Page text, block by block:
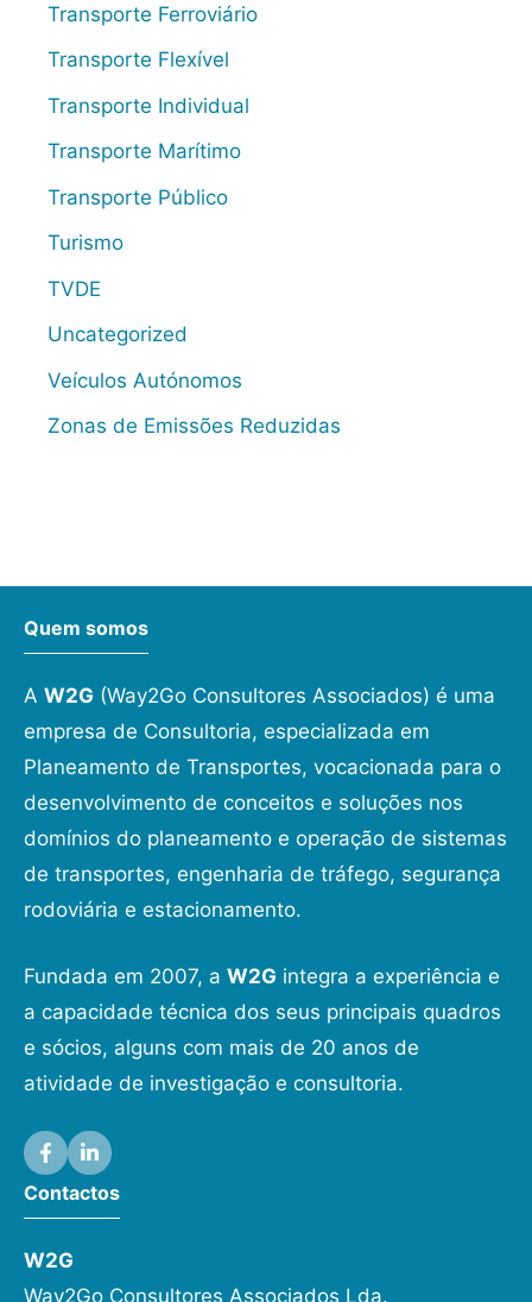
Transporte Ferroviário
Transporte Flexível
Transporte Individual
Transporte Marítimo
Transporte Público
Turismo
TVDE
Uncategorized
Veículos Autónomos
Zonas de Emissões Reduzidas
Quem somos
A W2G (Way2Go Consultores Associados) é uma
empresa de Consultoria, especializada em
Planeamento de Transportes, vocacionada para o
desenvolvimento de conceitos e soluções nos
domínios do planeamento e operação de sistemas
de transportes, engenharia de tráfego, segurança
rodoviária e estacionamento.
Fundada em 2007, a W2G integra a experiência e
a capacidade técnica dos seus principais quadros
e sócios, alguns com mais de 20 anos de
atividade de investigação e consultoria.
Contactos
W2G
Way2Go Consultores Associados Lda.